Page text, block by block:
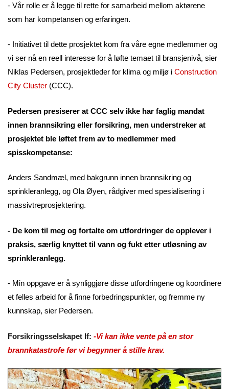
- Vår rolle er å legge til rette for samarbeid mellom aktørene
som har kompetansen og erfaringen.
- Initiativet til dette prosjektet kom fra våre egne medlemmer og
vi ser nå en reell interesse for å løfte temaet til bransjenivå, sier
Niklas Pedersen, prosjektleder for klima og miljø i Construction
City Cluster (CCC).
Pedersen presiserer at CCC selv ikke har faglig mandat
innen brannsikring eller forsikring, men understreker at
prosjektet ble løftet frem av to medlemmer med
spisskompetanse:
Anders Sandmæl, med bakgrunn innen brannsikring og
sprinkleranlegg, og Ola Øyen, rådgiver med spesialisering i
massivtreprosjektering.
- De kom til meg og fortalte om utfordringer de opplever i
praksis, særlig knyttet til vann og fukt etter utløsning av
sprinkleranlegg.
- Min oppgave er å synliggjøre disse utfordringene og koordinere
et felles arbeid for å finne forbedringspunkter, og fremme ny
kunnskap, sier Pedersen.
Forsikringsselskapet If: -Vi kan ikke vente på en stor
brannkatastrofe før vi begynner å stille krav.